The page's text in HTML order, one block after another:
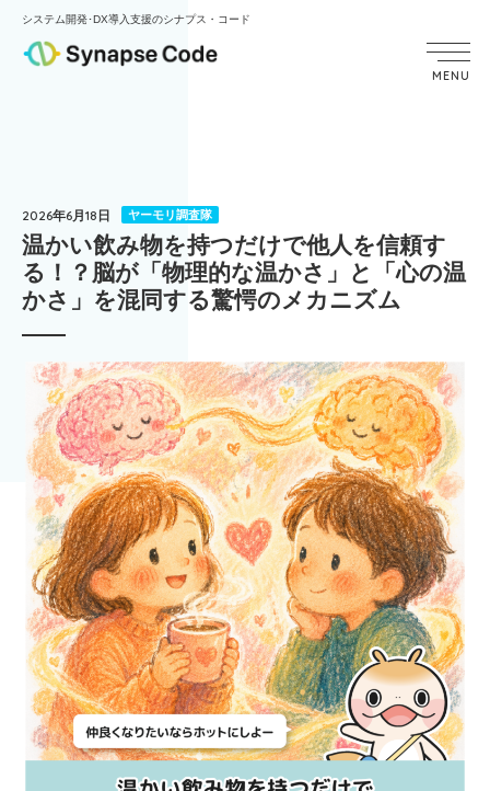
システム開発･DX導入支援のシナプス・コード
MENU
2026年6月18日 ヤーモリ調査隊
温かい飲み物を持つだけで他人を信頼す
る！？脳が「物理的な温かさ」と「心の温
かさ」を混同する驚愕のメカニズム